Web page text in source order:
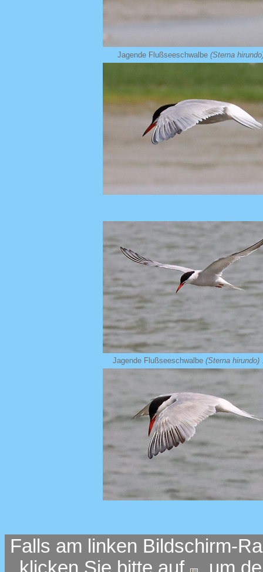
Jagende Flußseeschwalbe (Sterna
Jagende Flußseeschwalbe (Sterna hirundo)
Falls am linken Bildschirm-